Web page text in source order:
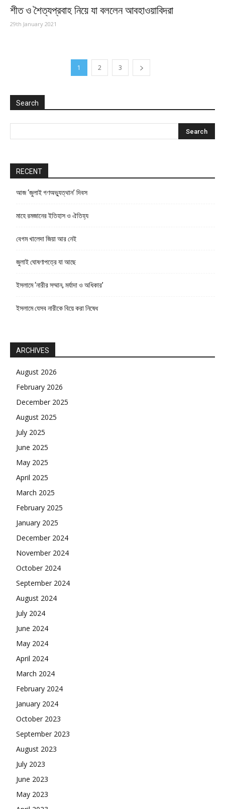
শীত ও শৈত্যপ্রবাহ নিয়ে যা বললেন আবহাওয়াবিদরা
29th January 2021
1 2 3
Search
RECENT
আজ ‘জুলাই গণঅভ্যুত্থান’ দিবস
মাহে রমজানের ইতিহাস ও ঐতিহ্য
বেগম খালেদা জিয়া আর নেই
জুলাই ঘোষণাপত্রে যা আছে
ইসলামে ‘নারীর সম্মান, মর্যাদা ও অধিকার’
ইসলামে যেসব নারীকে বিয়ে করা নিষেধ
ARCHIVES
August 2026
February 2026
December 2025
August 2025
July 2025
June 2025
May 2025
April 2025
March 2025
February 2025
January 2025
December 2024
November 2024
October 2024
September 2024
August 2024
July 2024
June 2024
May 2024
April 2024
March 2024
February 2024
January 2024
October 2023
September 2023
August 2023
July 2023
June 2023
May 2023